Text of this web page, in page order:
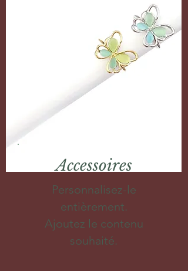
Accessoires
Personnalisez-le
entièrement.
Ajoutez le contenu
souhaité.